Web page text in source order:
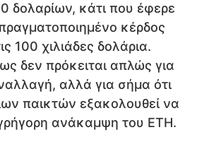
δολαρίων, κάτι που έφερε
κέρδος
100 χιλιάδες δολάρια.
δεν πρόκειται απλώς για
αλλά για σήμα ότι
παικτών εξακολουθεί να
ανάκαμψη του ETH.